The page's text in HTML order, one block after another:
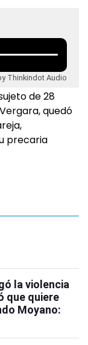
Thinkindot Audio
de 28
quedó
precaria
la violencia
que quiere
Moyano: